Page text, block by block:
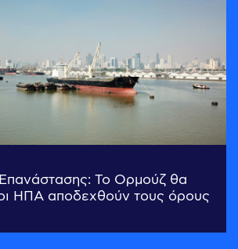
Το Ορμούζ θα
ΗΠΑ αποδεχθούν τους όρους